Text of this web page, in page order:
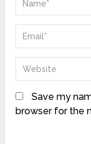
Save my
browser for the